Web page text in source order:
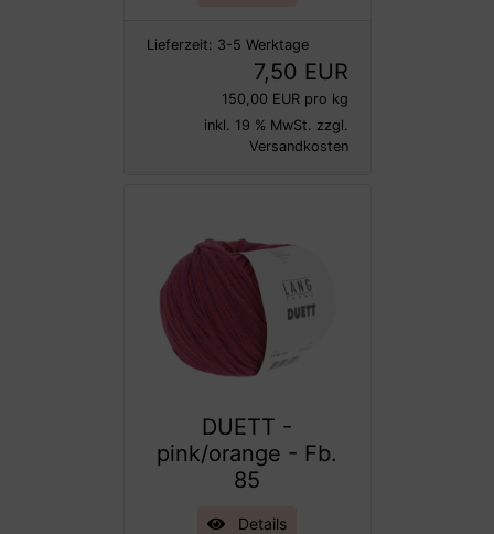
Lieferzeit: 3-5 Werktage
7,50 EUR
150,00 EUR pro kg
inkl. 19 % MwSt. zzgl.
Versandkosten
DUETT -
pink/orange - Fb.
85
Details